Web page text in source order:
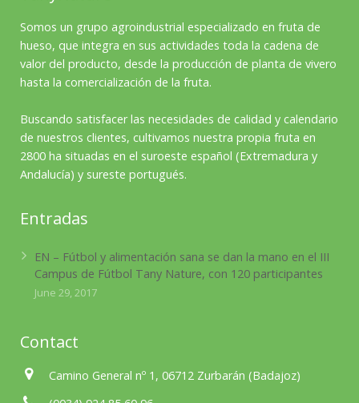
Somos un grupo agroindustrial especializado en fruta de
hueso, que integra en sus actividades toda la cadena de
valor del producto, desde la producción de planta de vivero
hasta la comercialización de la fruta.
Buscando satisfacer las necesidades de calidad y calendario
de nuestros clientes, cultivamos nuestra propia fruta en
2800 ha situadas en el suroeste español (Extremadura y
Andalucía) y sureste portugués.
Entradas
EN – Fútbol y alimentación sana se dan la mano en el III
Campus de Fútbol Tany Nature, con 120 participantes
June 29, 2017
Contact
Camino General nº 1, 06712 Zurbarán (Badajoz)